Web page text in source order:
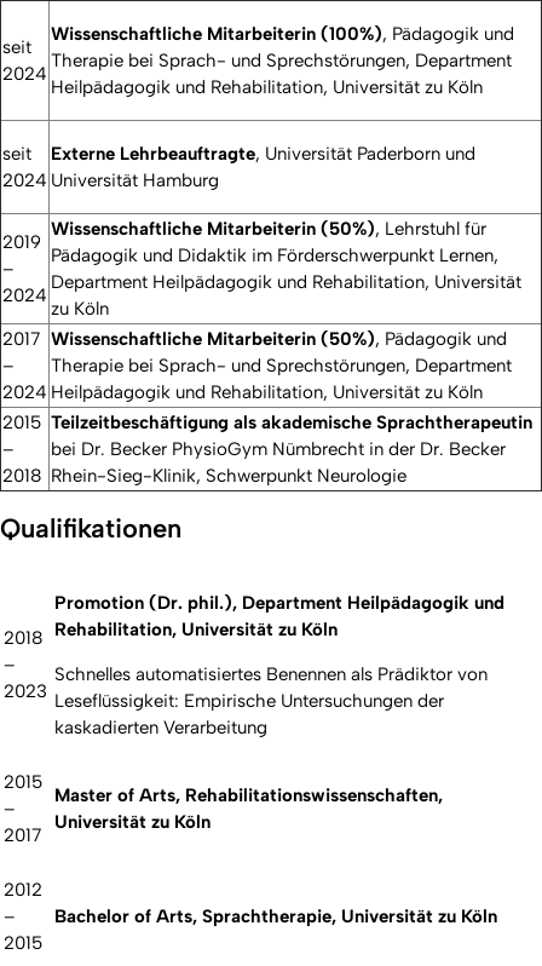
seit
2024
Wissenschaftliche Mitarbeiterin (100%), Pädagogik und
Therapie bei Sprach- und Sprechstörungen, Department
Heilpädagogik und Rehabilitation, Universität zu Köln
seit
2024
Externe Lehrbeauftragte, Universität Paderborn und
Universität Hamburg
2019
–
2024
Wissenschaftliche Mitarbeiterin (50%), Lehrstuhl für
Pädagogik und Didaktik im Förderschwerpunkt Lernen,
Department Heilpädagogik und Rehabilitation, Universität
zu Köln
2017
–
2024
Wissenschaftliche Mitarbeiterin (50%), Pädagogik und
Therapie bei Sprach- und Sprechstörungen, Department
Heilpädagogik und Rehabilitation, Universität zu Köln
2015
–
2018
Teilzeitbeschäftigung als akademische Sprachtherapeutin
bei Dr. Becker PhysioGym Nümbrecht in der Dr. Becker
Rhein-Sieg-Klinik, Schwerpunkt Neurologie
Qualifikationen
2018
–
2023
Promotion (Dr. phil.), Department Heilpädagogik und
Rehabilitation, Universität zu Köln
Schnelles automatisiertes Benennen als Prädiktor von
Leseflüssigkeit: Empirische Untersuchungen der
kaskadierten Verarbeitung
2015
–
2017
Master of Arts, Rehabilitationswissenschaften,
Universität zu Köln
2012
–
2015
Bachelor of Arts, Sprachtherapie, Universität zu Köln